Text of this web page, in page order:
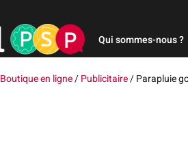
Qui sommes-nous ?
Boutique en ligne/Publicitaire/Parapluie